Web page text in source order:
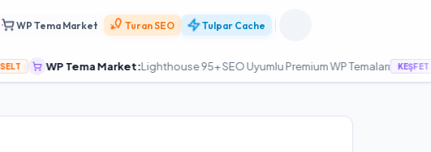
WP Tema Market Turan SEO Tulpar Cache
WP Tema Market:Lighthouse 95+ SEO Uyumlu Premium WP Temaları KEŞFET